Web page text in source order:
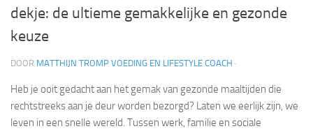
dekje: de ultieme gemakkelijke en gezonde
keuze
DOOR MATTHIJN TROMP VOEDING EN LIFESTYLE COACH ·
Heb je ooit gedacht aan het gemak van gezonde maaltijden die
rechtstreeks aan je deur worden bezorgd? Laten we eerlijk zijn, we
leven in een snelle wereld. Tussen werk, familie en sociale